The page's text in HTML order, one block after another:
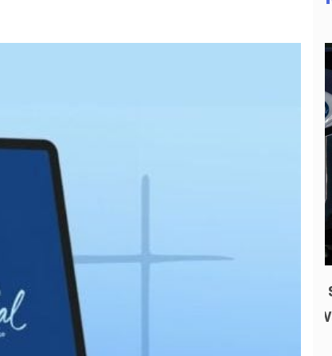
Cristo Redentor ganha selo especial
em contagem regressiva para os 100